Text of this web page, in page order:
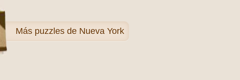
Más puzzles de Nueva York